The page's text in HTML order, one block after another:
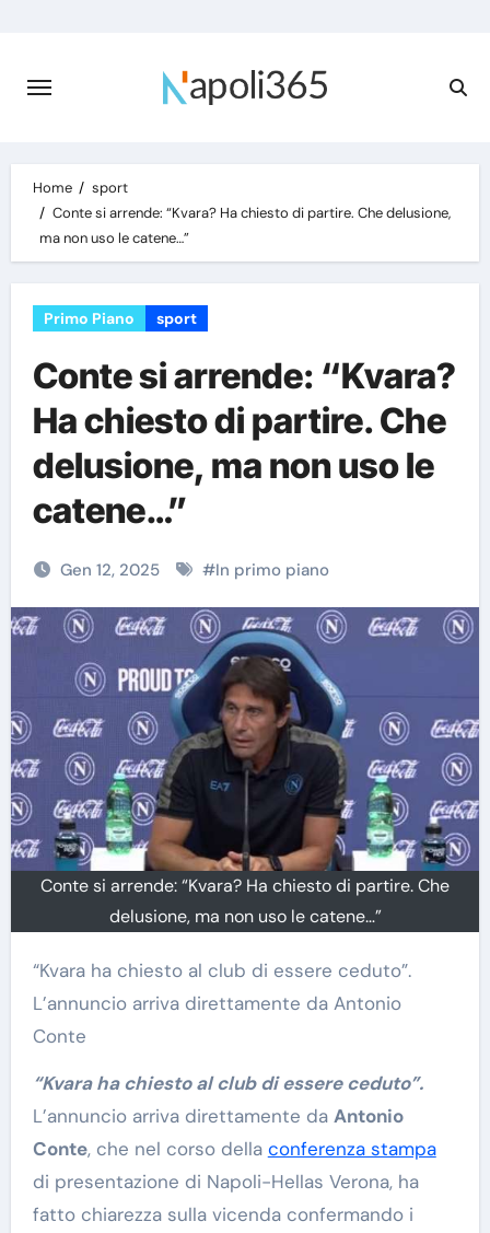
content
Home
sport
Conte si arrende: “Kvara? Ha chiesto di partire. Che delusione,
ma non uso le catene…”
Primo Piano sport
Conte si arrende: “Kvara?
Ha chiesto di partire. Che
delusione, ma non uso le
catene…”
Gen 12, 2025 #In primo piano
Conte si arrende: “Kvara? Ha chiesto di partire. Che
delusione, ma non uso le catene…”
“Kvara ha chiesto al club di essere ceduto”.
L’annuncio arriva direttamente da Antonio
Conte
“Kvara ha chiesto al club di essere ceduto”.
L’annuncio arriva direttamente da Antonio
Conte, che nel corso della conferenza stampa
di presentazione di Napoli-Hellas Verona, ha
fatto chiarezza sulla vicenda confermando i